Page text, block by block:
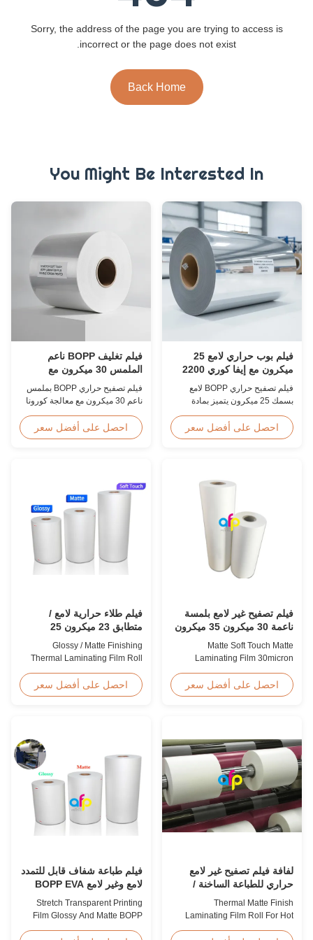
Sorry, the address of the page you are trying to access is
incorrect or the page does not exist.
Back Home
You Might Be Interested In
فيلم بوب حراري لامع 25
ميكرون مع إيفا كوري 2200
مم
فيلم تصفيح حراري BOPP لامع
بسمك 25 ميكرون يتميز بمادة
2200 مم، قوة شد عالية ≥150
ميجاباسكال، مثالي لحماية
احصل على أفضل سعر
فيلم تغليف BOPP ناعم
الملمس 30 ميكرون مع
معالجة مزدوجة بالكورونافيلم تصفيح حراري BOPP بملمس
ناعم 30 ميكرون مع معالجة كورونا
نهائية مخملية، مثالي لألبومات الصور
المتميزة، وكتب الزفاف، وتشطيبات
احصل على أفضل سعر
فيلم تصفيح غير لامع بلمسة
ناعمة 30 ميكرون 35 ميكرون
للتعبئة والتغليف الفاخر
Matte Soft Touch Matte
Laminating Film 30micron
Consumption Fingerprint Free
Soft Touch Matte Laminating
free laminate is specifically
engineered for luxury packaging
applications. ...
احصل على أفضل سعر
فيلم طلاء حرارية لامع /
متطابق 23 ميكرون 25
ميكرون
Glossy / Matte Finishing
Thermal Laminating Film Roll
Thermal Laminating Film Roll
Thermal Laminating Film Roll is
machines. Available in two
finishings: Glossy (also called
Bright ...
احصل على أفضل سعر
لفافة فيلم تصفيح غير لامع
حراري للطباعة الساخنة /
الأشعة فوق البنفسجية
الموضعية
Thermal Matte Finish
Laminating Film Roll For Hot
فيلم طباعة شفاف قابل للتمدد
لامع وغير لامع BOPP EVA
Stretch Transparent Printing
Film Glossy And Matte BOPP